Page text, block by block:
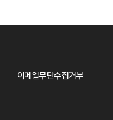
이메일무단수집거부